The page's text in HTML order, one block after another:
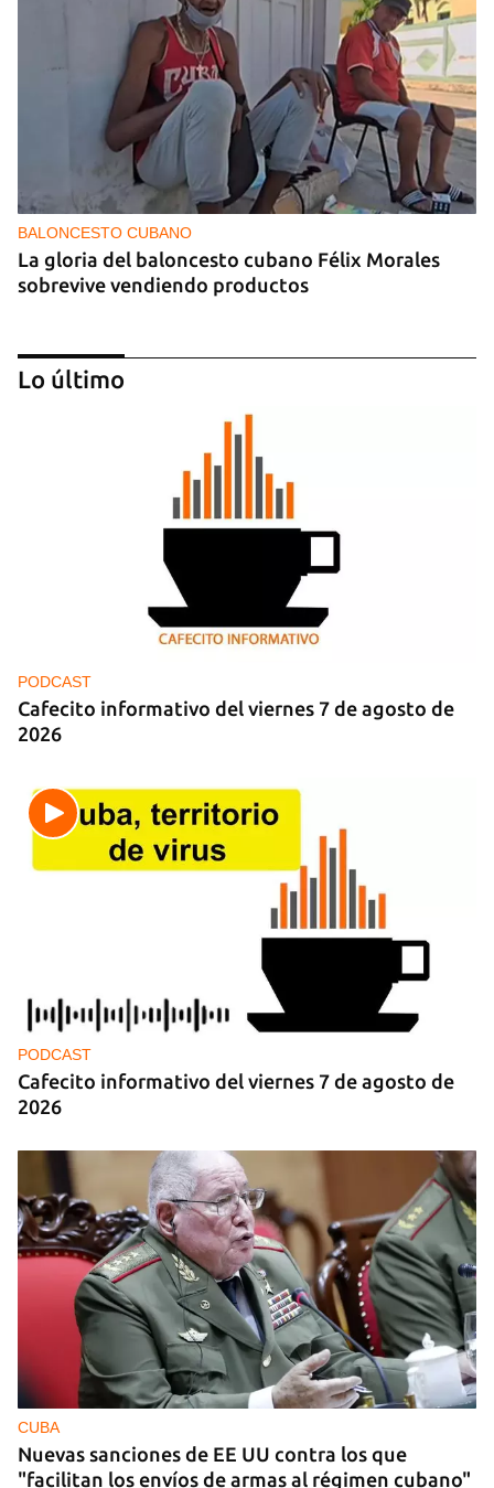
BALONCESTO CUBANO
La gloria del baloncesto cubano Félix Morales
sobrevive vendiendo productos
El cubano Wilfredo León, campeón con Polonia
Lo último
PODCAST
Cafecito informativo del viernes 7 de agosto de
2026
PODCAST
Cafecito informativo del viernes 7 de agosto de
2026
CUBA
Nuevas sanciones de EE UU contra los que
"facilitan los envíos de armas al régimen cubano"